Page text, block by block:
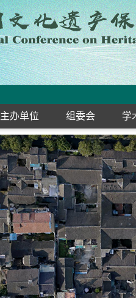
主办单位 组委会 学